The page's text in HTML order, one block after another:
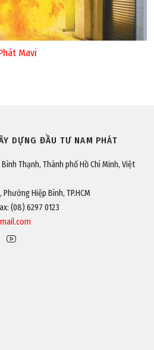
Mavi
DỰNG ĐẦU TƯ NAM PHÁT
Thạnh, Thành phố Hồ Chí Minh, Việt
Phường Hiệp Bình, TP.HCM
(08) 6297 0123